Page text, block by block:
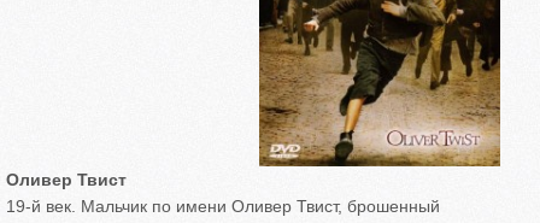
Оливер Твист
19-й век. Мальчик по имени Оливер Твист, брошенный